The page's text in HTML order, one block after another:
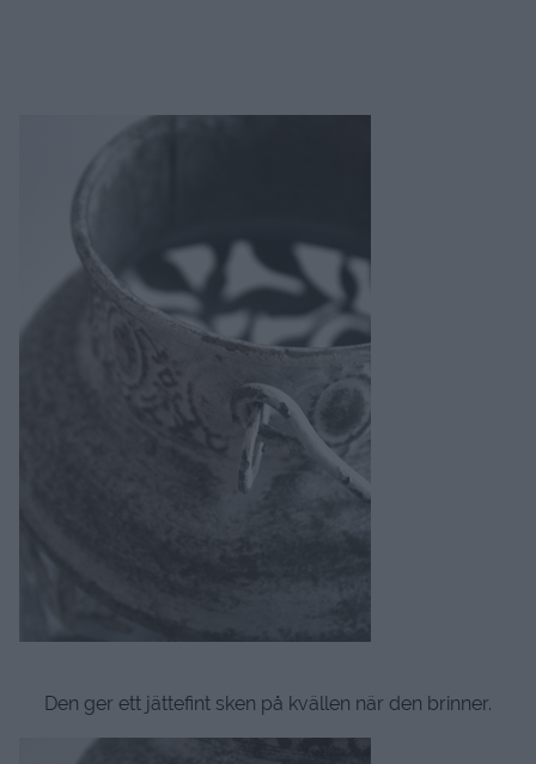
Den ger ett jättefint sken på kvällen när den brinner.